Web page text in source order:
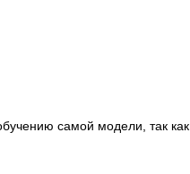
самой модели, так как